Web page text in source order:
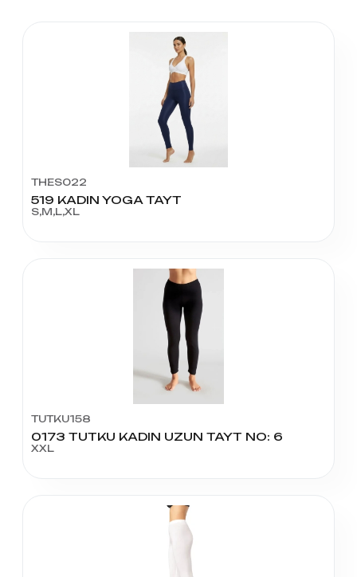
THES022
519 KADIN YOGA TAYT
S,M,L,XL
TUTKU158
0173 TUTKU KADIN UZUN TAYT NO: 6
XXL